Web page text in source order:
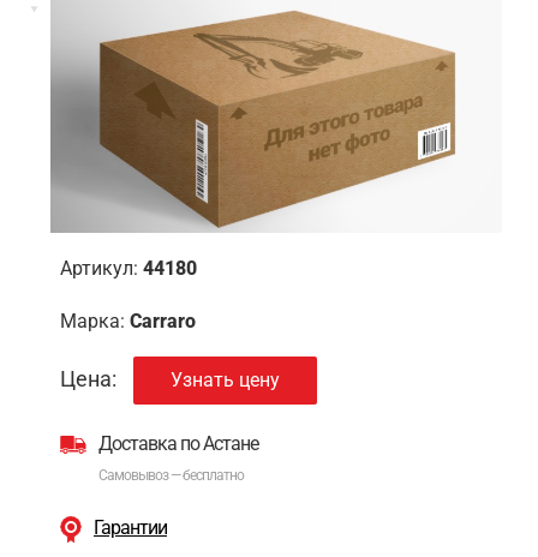
Артикул: 44180
Марка: Carraro
Цена: Узнать цену
Доставка по Астане
Самовывоз — бесплатно
Гарантии